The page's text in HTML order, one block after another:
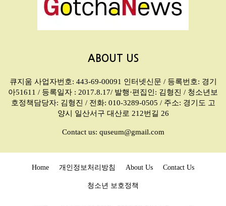
ABOUT US
큐지움 사업자번호: 443-69-00091 인터넷신문 / 등록번호: 경기
아51611 / 등록일자 : 2017.8.17/ 발행·편집인: 김형진 / 청소년보
호정책담당자: 김형진 / 전화: 010-3289-0505 / 주소: 경기도 고
양시 일산서구 대산로 212번길 26
Contact us: quseum@gmail.com
Home 개인정보처리방침 About Us Contact Us
청소년 보호정책